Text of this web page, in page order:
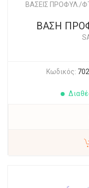
ΒΑΣΕΙΣ ΠΡΟΦΥΛ./
ΒΑΣΗ
Κωδικός: